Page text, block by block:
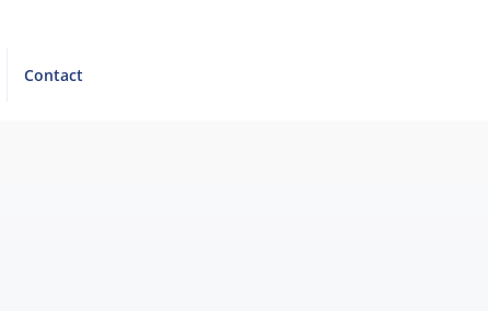
Contact